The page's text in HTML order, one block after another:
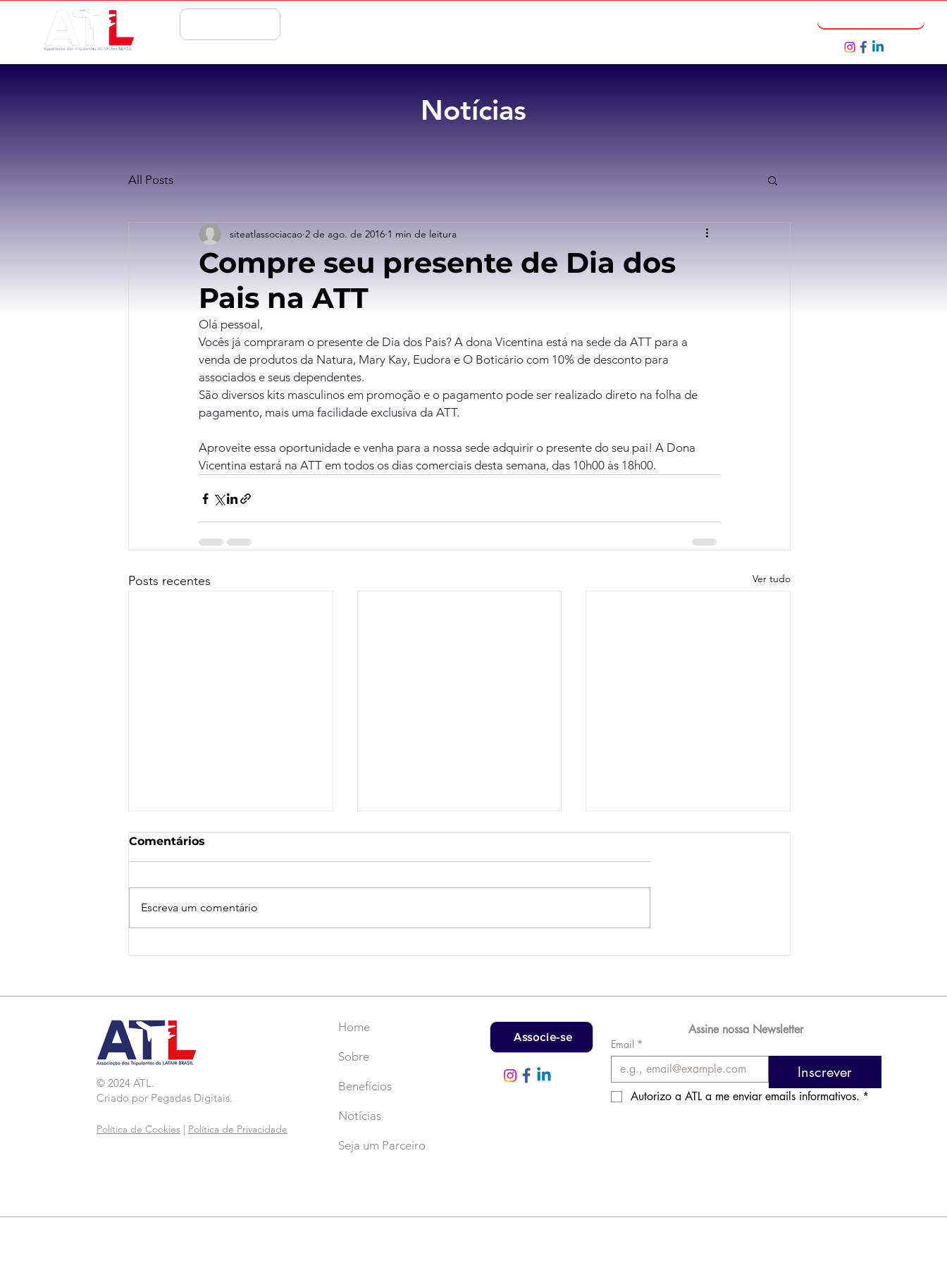
Notícias
All Posts
Compre seu presente de Dia dos
Pais na ATT
siteatlassociacao 2 de ago. de 2016 1 min de leitura
Olá pessoal,
Vocês já compraram o presente de Dia dos Pais? A dona Vicentina está na sede da ATT para a
venda de produtos da Natura, Mary Kay, Eudora e O Boticário com 10% de desconto para
associados e seus dependentes.
São diversos kits masculinos em promoção e o pagamento pode ser realizado direto na folha de
pagamento, mais uma facilidade exclusiva da ATT.
Aproveite essa oportunidade e venha para a nossa sede adquirir o presente do seu pai! A Dona
Vicentina estará na ATT em todos os dias comerciais desta semana, das 10h00 às 18h00.
Posts recentes Ver tudo
Comentários
Escreva um comentário
© 2024 ATL.
Criado por Pegadas Digitais.
Política de Cookies Política de Privacidade
Home
Sobre
Benefícios
Notícias
Seja um Parceiro
Associe-se
Assine nossa Newsletter
Email *
Inscrever
Autorizo a ATL a me enviar emails informativos. *